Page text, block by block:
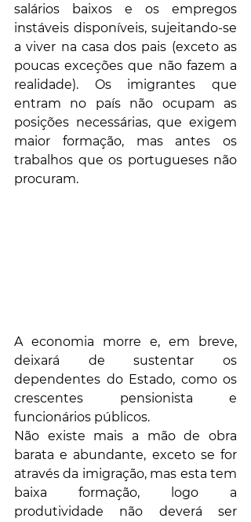
salários baixos e os empregos
instáveis disponíveis, sujeitando-se
a viver na casa dos pais (exceto as
poucas exceções que não fazem a
realidade). Os imigrantes que
entram no país não ocupam as
posições necessárias, que exigem
maior formação, mas antes os
trabalhos que os portugueses não
procuram.
A economia morre e, em breve,
deixará de sustentar os
dependentes do Estado, como os
crescentes pensionista e
funcionários públicos.
Não existe mais a mão de obra
barata e abundante, exceto se for
através da imigração, mas esta tem
baixa formação, logo a
produtividade não deverá ser